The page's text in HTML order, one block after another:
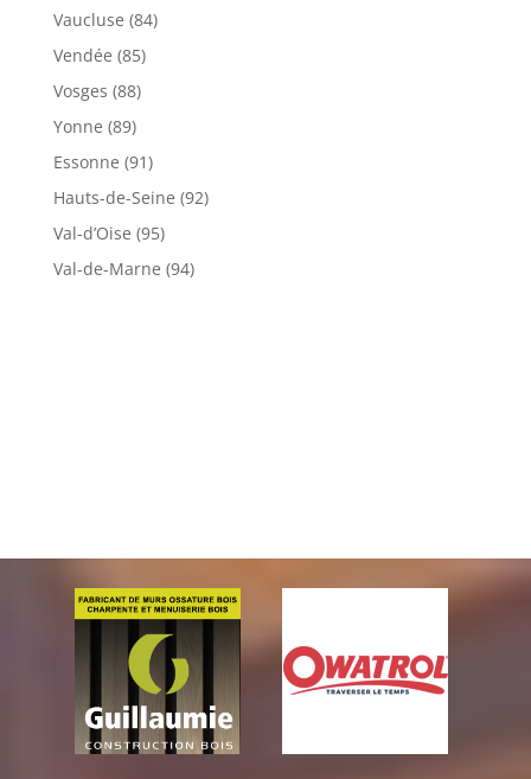
Vaucluse (84)
Vendée (85)
Vosges (88)
Yonne (89)
Essonne (91)
Hauts-de-Seine (92)
Val-d’Oise (95)
Val-de-Marne (94)